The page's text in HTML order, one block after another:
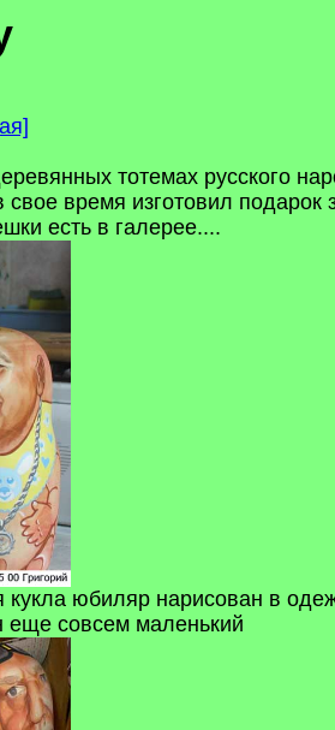
тотемах русского
время изготовил
есть в галерее....
юбиляр нарисован в
еще совсем маленький